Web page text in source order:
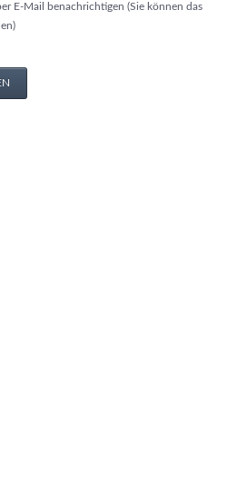
E-Mail benachrichtigen (Sie können das